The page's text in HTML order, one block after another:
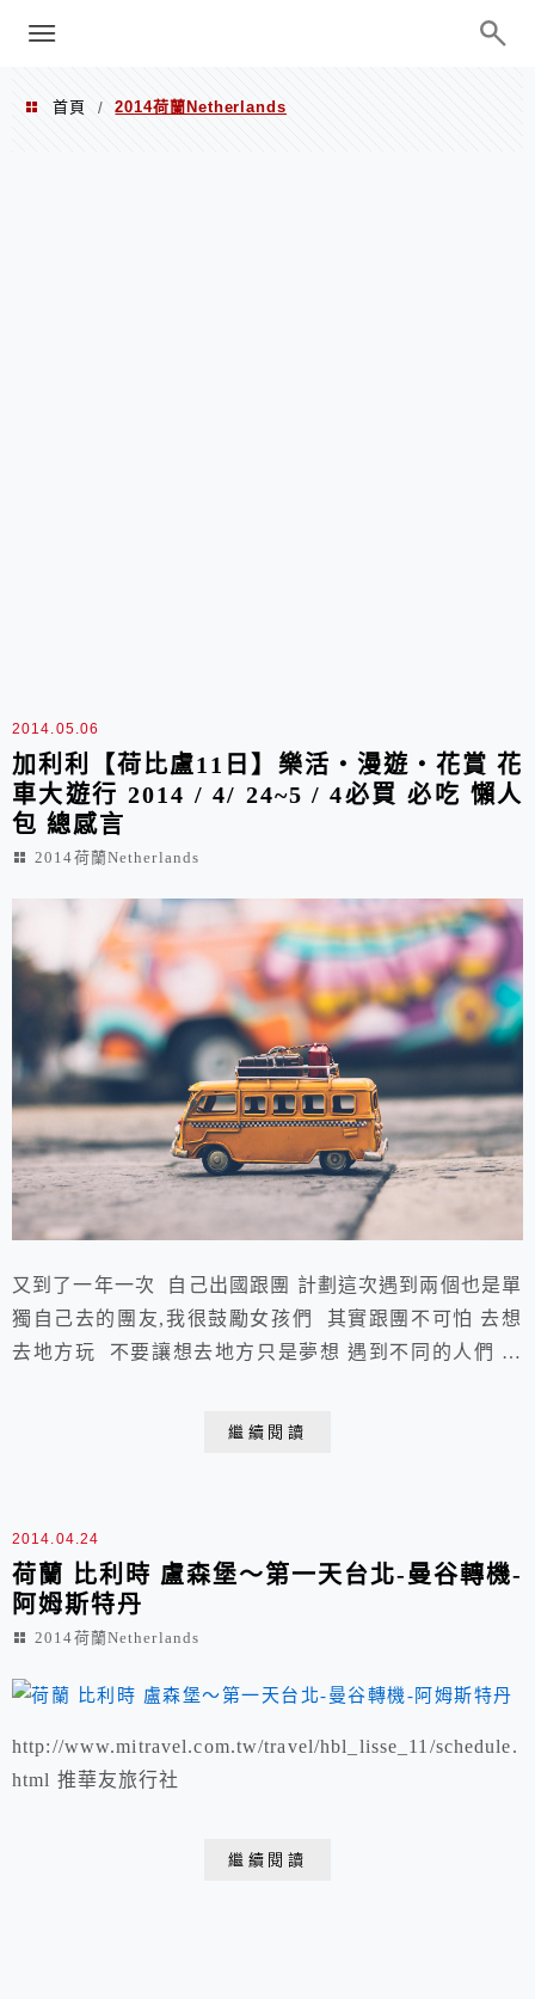
巧、世界走透透
menu
首頁 / 2014荷蘭Netherlands
2014.05.06
加利利【荷比盧11日】樂活‧漫遊‧花賞 花
車大遊行 2014 / 4/ 24~5 / 4必買 必吃 懶人
包 總感言
2014荷蘭Netherlands
又到了一年一次 自己出國跟團 計劃這次遇到兩個也是單
獨自己去的團友,我很鼓勵女孩們 其實跟團不可怕 去想
去地方玩 不要讓想去地方只是夢想 遇到不同的人們 有
繼續閱讀
2014.04.24
荷蘭 比利時 盧森堡～第一天台北-曼谷轉機-
阿姆斯特丹
2014荷蘭Netherlands
http://www.mitravel.com.tw/travel/hbl_lisse_11/schedule.
html 推華友旅行社
繼續閱讀